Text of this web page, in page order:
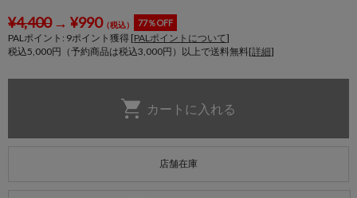
¥4,400→ ¥990（税込） 77％OFF
PALポイント: 9ポイント獲得 [PALポイントについて]
税込5,000円（予約商品は税込3,000円）以上で送料無料[詳細]
店舗在庫